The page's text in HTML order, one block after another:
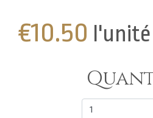
€10.50 l'unité